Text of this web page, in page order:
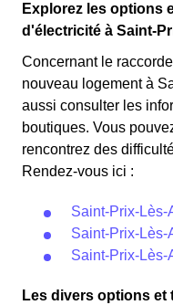
Explorez les options
d'électricité à Saint-
Concernant le
nouveau logement à
aussi consulter les
boutiques. Vous
rencontrez des
Rendez-vous ici :
Saint-Prix-Lès-
Saint-Prix-Lès-
Saint-Prix-Lès-
Les divers options et